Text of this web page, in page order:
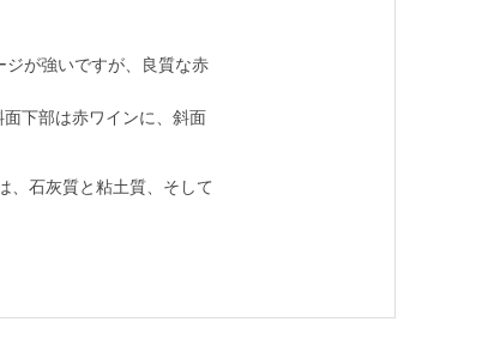
が強いですが、良質な赤
下部は赤ワインに、斜面
、石灰質と粘土質、そして